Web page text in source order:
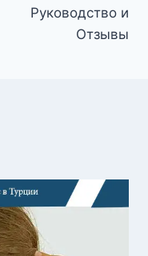
Руководство и
Отзывы